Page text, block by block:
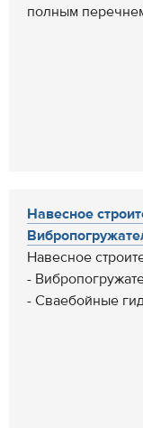
полным
Навесное
Навесное
-
- Сваебойные